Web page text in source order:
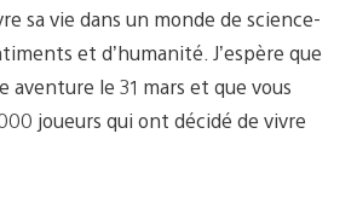
sa vie dans un monde de science-
et d’humanité. J’espère que
le 31 mars et que vous
joueurs qui ont décidé de vivre